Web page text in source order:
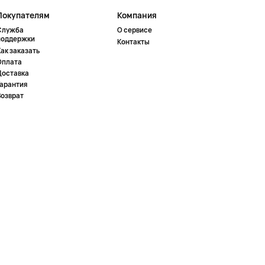
заказать
Компания
О сервисе
Контакты